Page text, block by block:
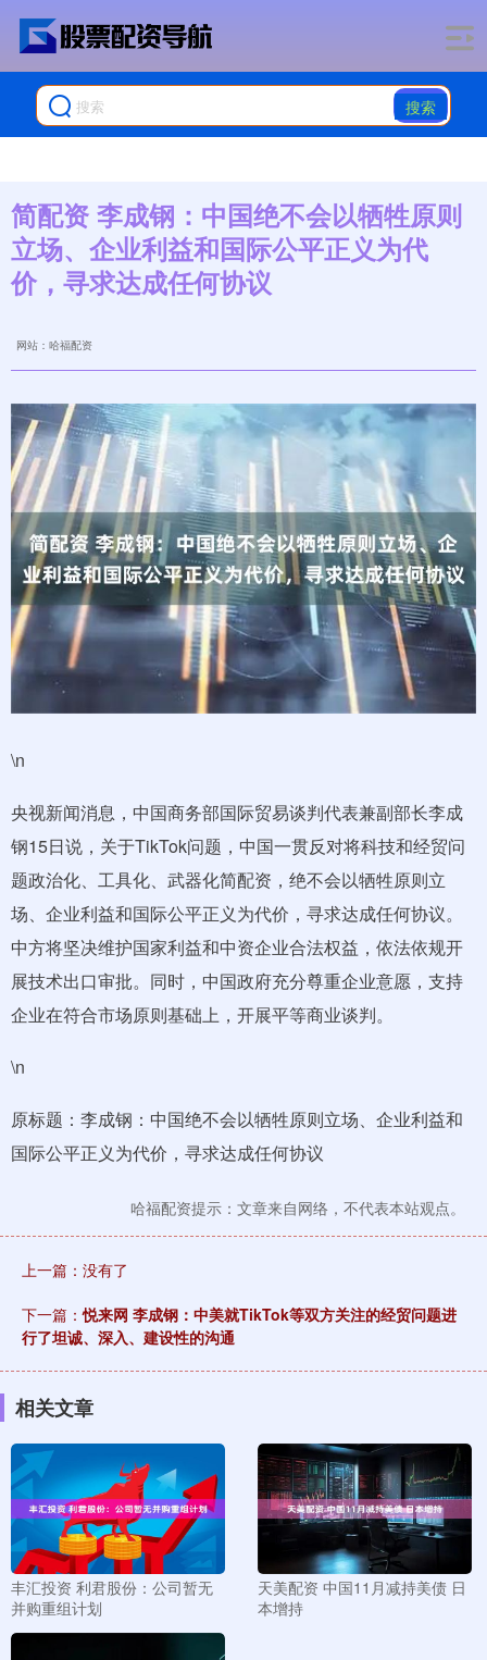
搜索
简配资 李成钢：中国绝不会以牺牲原则
立场、企业利益和国际公平正义为代
价，寻求达成任何协议
网站：哈福配资
\n
央视新闻消息，中国商务部国际贸易谈判代表兼副部长李成
钢15日说，关于TikTok问题，中国一贯反对将科技和经贸问
题政治化、工具化、武器化简配资，绝不会以牺牲原则立
场、企业利益和国际公平正义为代价，寻求达成任何协议。
中方将坚决维护国家利益和中资企业合法权益，依法依规开
展技术出口审批。同时，中国政府充分尊重企业意愿，支持
企业在符合市场原则基础上，开展平等商业谈判。
\n
原标题：李成钢：中国绝不会以牺牲原则立场、企业利益和
国际公平正义为代价，寻求达成任何协议
哈福配资提示：文章来自网络，不代表本站观点。
上一篇：没有了
下一篇：悦来网 李成钢：中美就TikTok等双方关注的经贸问题进
行了坦诚、深入、建设性的沟通
相关文章
丰汇投资 利君股份：公司暂无
并购重组计划
天美配资 中国11月减持美债 日
本增持